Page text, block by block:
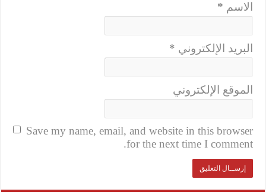
الاسم *
البريد الإلكتروني *
الموقع الإلكتروني
Save my name, email, and website in this browser
for the next time I comment.